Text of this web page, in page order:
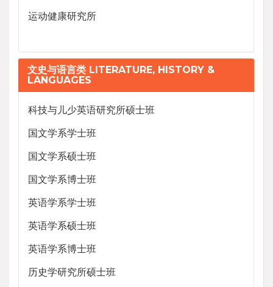
运动健康研究所
文史与语言类 LITERATURE, HISTORY &
LANGUAGES
科技与儿少英语研究所硕士班
国文学系学士班
国文学系硕士班
国文学系博士班
英语学系学士班
英语学系硕士班
英语学系博士班
历史学研究所硕士班